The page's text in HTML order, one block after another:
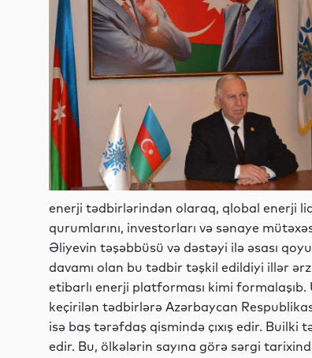
enerji tədbirlərindən olaraq, qlobal enerji
qurumlarını, investorları və sənaye
Əliyevin təşəbbüsü və dəstəyi ilə əsası
davamı olan bu tədbir təşkil edildiyi illər
etibarlı enerji platforması kimi formalaşıb.
keçirilən tədbirlərə Azərbaycan
isə baş tərəfdaş qismində çıxış edir.
edir. Bu, ölkələrin sayına görə sərgi